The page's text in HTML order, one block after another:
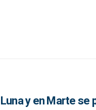
y en Marte se